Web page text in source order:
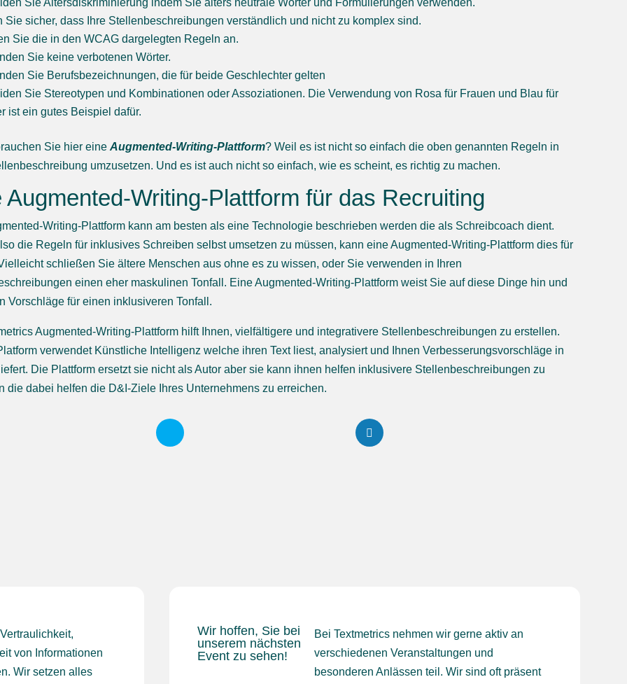
Sie sicher, dass Ihre Stellenbeschreibungen verständlich und nicht zu komplex sind.
Sie die in den WCAG dargelegten Regeln an.
Sie keine verbotenen Wörter.
Sie Berufsbezeichnungen, die für beide Geschlechter gelten
Sie Stereotypen und Kombinationen oder Assoziationen. Die Verwendung von Rosa für Frauen und Blau für
ist ein gutes Beispiel dafür.
Sie hier eineAugmented-Writing-Plattform? Weil es ist nicht so einfach die oben genannten Regeln in
umzusetzen. Und es ist auch nicht so einfach, wie es scheint, es richtig zu machen.
Augmented-Writing-Plattform für das Recruiting
Writing-Plattform kann am besten als eine Technologie beschrieben werden die als Schreibcoach dient.
die Regeln für inklusives Schreiben selbst umsetzen zu müssen, kann eine Augmented-Writing-Plattform dies für
schließen Sie ältere Menschen aus ohne es zu wissen, oder Sie verwenden in Ihren
einen eher maskulinen Tonfall. Eine Augmented-Writing-Plattform weist Sie auf diese Dinge hin und
Vorschläge für einen inklusiveren Tonfall.
Augmented-Writing-Plattform hilft Ihnen, vielfältigere und integrativere Stellenbeschreibungen zu erstellen.
verwendet Künstliche Intelligenz welche ihren Text liest, analysiert und Ihnen Verbesserungsvorschläge in
Die Plattform ersetzt sie nicht als Autor aber sie kann ihnen helfen inklusivere Stellenbeschreibungen zu
die dabei helfen die D&I-Ziele Ihres Unternehmens zu erreichen.
von Informationen
Wir setzen alles
Wir hoffen, Sie bei
unserem nächsten
Event zu sehen!
Bei Textmetrics nehmen wir gerne aktiv an
verschiedenen Veranstaltungen und
besonderen Anlässen teil. Wir sind oft präsent